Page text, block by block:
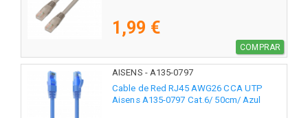
1,99 €
COMPRAR
AISENS - A135-0797
Cable de Red RJ45 AWG26 CCA UTP
Aisens A135-0797 Cat.6/ 50cm/ Azul